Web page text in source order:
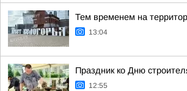
Тем временем на
13:04
Праздник ко Дню
12:55